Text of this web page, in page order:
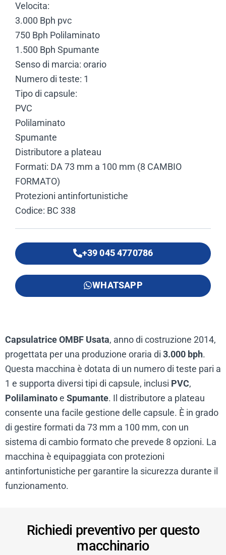
Velocita:
3.000 Bph pvc
750 Bph Polilaminato
1.500 Bph Spumante
Senso di marcia: orario
Numero di teste: 1
Tipo di capsule:
PVC
Polilaminato
Spumante
Distributore a plateau
Formati: DA 73 mm a 100 mm (8 CAMBIO
FORMATO)
Protezioni antinfortunistiche
Codice: BC 338
+39 045 4770786
WHATSAPP
Capsulatrice OMBF Usata, anno di costruzione 2014,
progettata per una produzione oraria di 3.000 bph.
Questa macchina è dotata di un numero di teste pari a
1 e supporta diversi tipi di capsule, inclusi PVC,
Polilaminatoe Spumante. Il distributore a plateau
consente una facile gestione delle capsule. È in grado
di gestire formati da 73 mm a 100 mm, con un
sistema di cambio formato che prevede 8 opzioni. La
macchina è equipaggiata con protezioni
antinfortunistiche per garantire la sicurezza durante il
funzionamento.
Richiedi preventivo per questo
macchinario